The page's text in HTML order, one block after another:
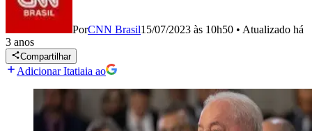
PorCNN Brasil15/07/2023 às 10h50 • Atualizado há
3 anos
Compartilhar
Adicionar Itatiaia ao